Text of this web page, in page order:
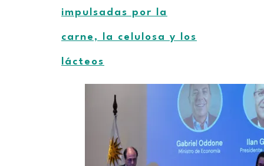
impulsadas por la
carne, la celulosa y los
lácteos